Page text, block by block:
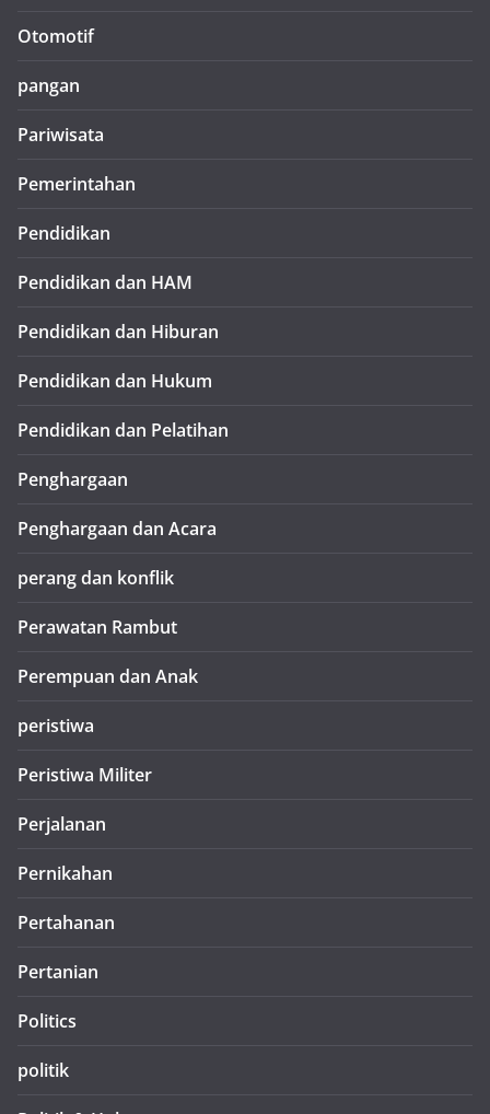
Otomotif
pangan
Pariwisata
Pemerintahan
Pendidikan
Pendidikan dan HAM
Pendidikan dan Hiburan
Pendidikan dan Hukum
Pendidikan dan Pelatihan
Penghargaan
Penghargaan dan Acara
perang dan konflik
Perawatan Rambut
Perempuan dan Anak
peristiwa
Peristiwa Militer
Perjalanan
Pernikahan
Pertahanan
Pertanian
Politics
politik